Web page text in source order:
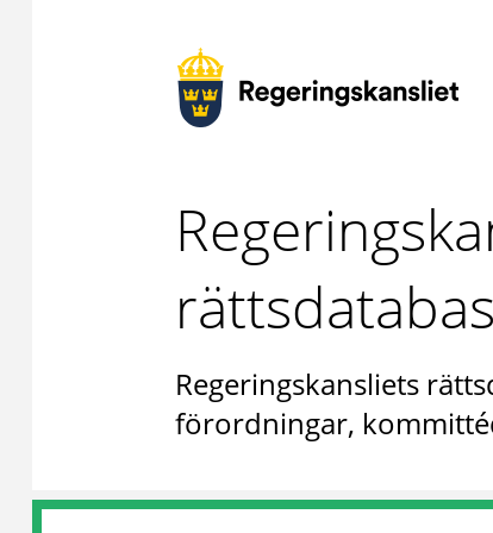
Regeringskansliets
förordningar,